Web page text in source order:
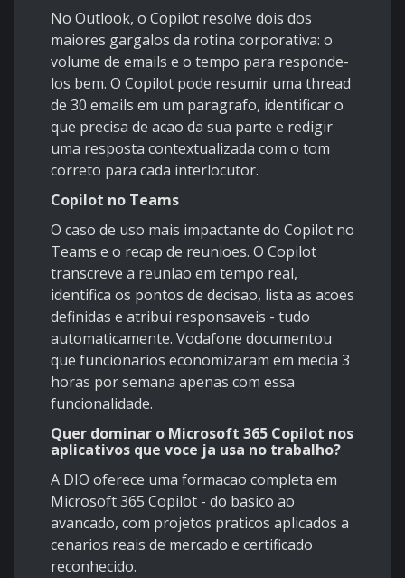
No Outlook, o Copilot resolve dois dos
maiores gargalos da rotina corporativa: o
volume de emails e o tempo para responde-
los bem. O Copilot pode resumir uma thread
de 30 emails em um paragrafo, identificar o
que precisa de acao da sua parte e redigir
uma resposta contextualizada com o tom
correto para cada interlocutor.
Copilot no Teams
O caso de uso mais impactante do Copilot no
Teams e o recap de reunioes. O Copilot
transcreve a reuniao em tempo real,
identifica os pontos de decisao, lista as acoes
definidas e atribui responsaveis - tudo
automaticamente. Vodafone documentou
que funcionarios economizaram em media 3
horas por semana apenas com essa
funcionalidade.
Quer dominar o Microsoft 365 Copilot nos
aplicativos que voce ja usa no trabalho?
A DIO oferece uma formacao completa em
Microsoft 365 Copilot - do basico ao
avancado, com projetos praticos aplicados a
cenarios reais de mercado e certificado
reconhecido.